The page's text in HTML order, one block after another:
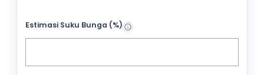
Estimasi Suku Bunga (%)